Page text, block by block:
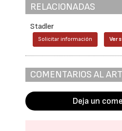
RELACIONADAS
Stadler
Solicitar información Ver
COMENTARIOS AL
Deja un